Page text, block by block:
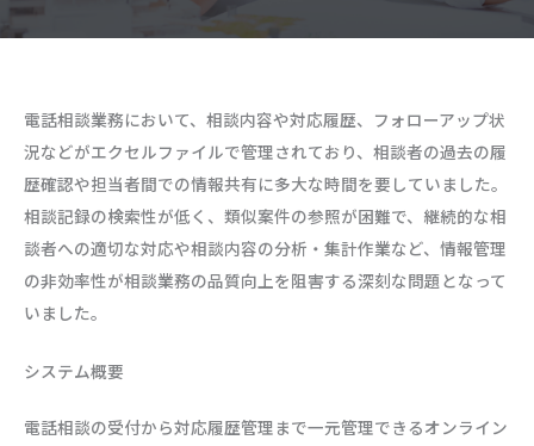
電話相談業務において、相談内容や対応履歴、フォローアップ状
況などがエクセルファイルで管理されており、相談者の過去の履
歴確認や担当者間での情報共有に多大な時間を要していました。
相談記録の検索性が低く、類似案件の参照が困難で、継続的な相
談者への適切な対応や相談内容の分析・集計作業など、情報管理
の非効率性が相談業務の品質向上を阻害する深刻な問題となって
いました。
システム概要
電話相談の受付から対応履歴管理まで一元管理できるオンライン